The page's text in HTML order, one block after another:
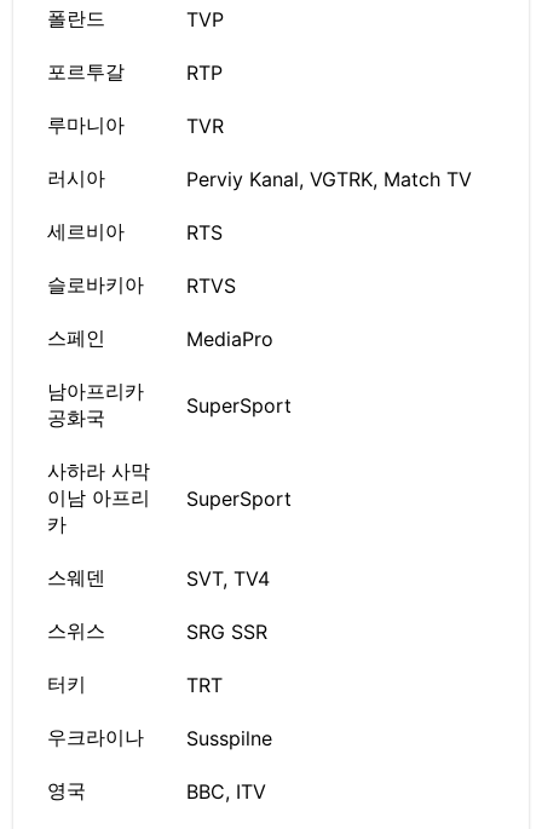
폴란드 TVP
포르투갈 RTP
루마니아 TVR
러시아 Perviy Kanal, VGTRK, Match TV
세르비아 RTS
슬로바키아 RTVS
스페인 MediaPro
남아프리카
공화국
SuperSport
사하라 사막
이남 아프리
카
SuperSport
스웨덴 SVT, TV4
스위스 SRG SSR
터키 TRT
우크라이나 Susspilne
영국 BBC, ITV